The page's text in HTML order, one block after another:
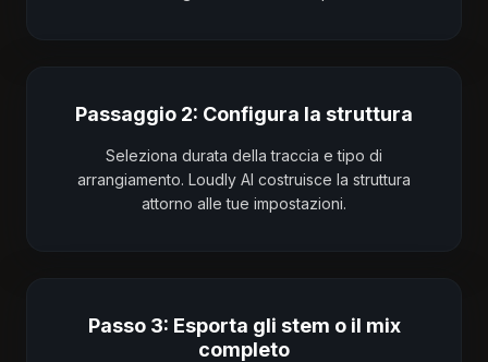
Passaggio 2: Configura la struttura
Seleziona durata della traccia e tipo di
arrangiamento. Loudly AI costruisce la struttura
attorno alle tue impostazioni.
Passo 3: Esporta gli stem o il mix
completo